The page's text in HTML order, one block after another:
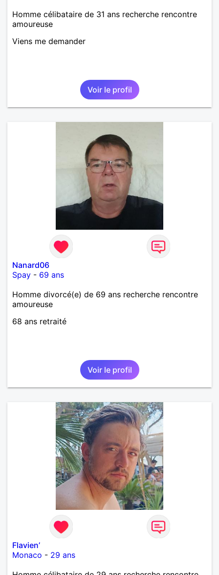
Homme célibataire de 31 ans recherche rencontre
amoureuse
Viens me demander
Voir le profil
Nanard06
Spay - 69 ans
Homme divorcé(e) de 69 ans recherche rencontre
amoureuse
68 ans retraité
Voir le profil
Flavien’
Monaco - 29 ans